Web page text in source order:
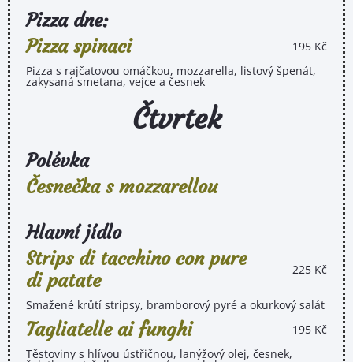
Pizza dne:
Pizza spinaci
195 Kč
Pizza s rajčatovou omáčkou, mozzarella, listový špenát,
zakysaná smetana, vejce a česnek
Čtvrtek
Polévka
Česnečka s mozzarellou
Hlavní jídlo
Strips di tacchino con pure
di patate
225 Kč
Smažené krůtí stripsy, bramborový pyré a okurkový salát
Tagliatelle ai funghi
195 Kč
Těstoviny s hlívou ústřičnou, lanýžový olej, česnek,